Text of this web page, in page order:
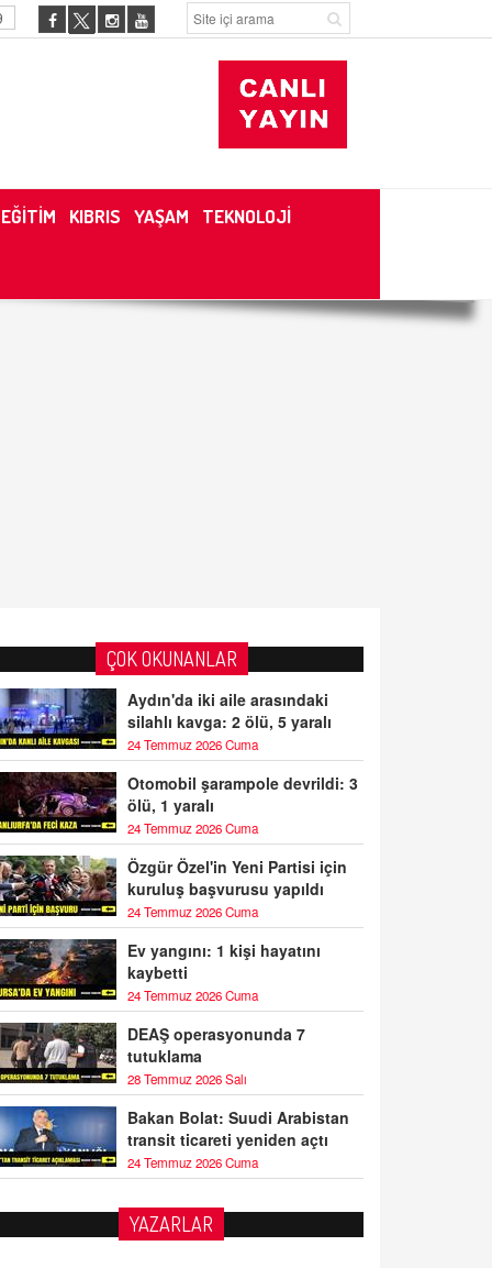
EĞİTİM KIBRIS YAŞAM TEKNOLOJİ
ÇOK OKUNANLAR
Aydın'da iki aile arasındaki
silahlı kavga: 2 ölü, 5 yaralı
24 Temmuz 2026 Cuma
Otomobil şarampole devrildi: 3
ölü, 1 yaralı
24 Temmuz 2026 Cuma
Özgür Özel'in Yeni Partisi için
kuruluş başvurusu yapıldı
24 Temmuz 2026 Cuma
Ev yangını: 1 kişi hayatını
kaybetti
24 Temmuz 2026 Cuma
DEAŞ operasyonunda 7
tutuklama
28 Temmuz 2026 Salı
Bakan Bolat: Suudi Arabistan
transit ticareti yeniden açtı
24 Temmuz 2026 Cuma
YAZARLAR